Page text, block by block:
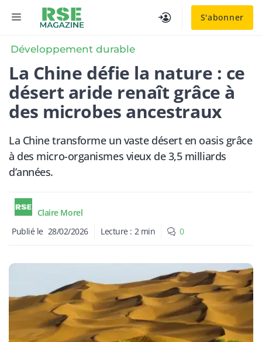
S'abonner
MENU
Développement durable
La Chine défie la nature : ce
désert aride renaît grâce à
des microbes ancestraux
La Chine transforme un vaste désert en oasis grâce
à des micro-organismes vieux de 3,5 milliards
d’années.
Claire Morel
Publié le 28/02/2026 Lecture : 2 min 0